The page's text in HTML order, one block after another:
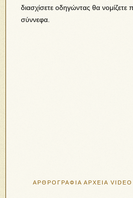
διασχίσετε οδηγώντας θα
σύννεφα.
ΑΡΘΡΟΓΡΑΦΙΑ ΑΡΧΕΙΑ VIDEO